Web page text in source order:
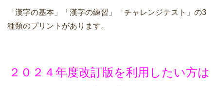
「漢字の基本」「漢字の練習」「チャレンジテスト」の3
種類のプリントがあります。
２０２４年度改訂版を利用したい方は